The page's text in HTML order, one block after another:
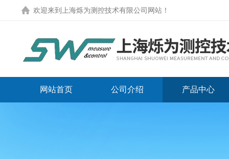
欢迎来到 上海烁为测控技术有限公司网站 ！
网站首页 公司介绍 产品中心